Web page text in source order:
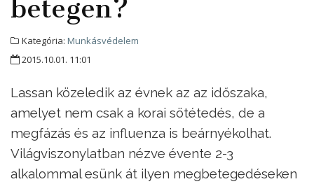
betegen?
Kategória: Munkásvédelem
2015.10.01. 11:01
Lassan közeledik az évnek az az időszaka,
amelyet nem csak a korai sötétedés, de a
megfázás és az influenza is beárnyékolhat.
Világviszonylatban nézve évente 2-3
alkalommal esünk át ilyen megbetegedéseken